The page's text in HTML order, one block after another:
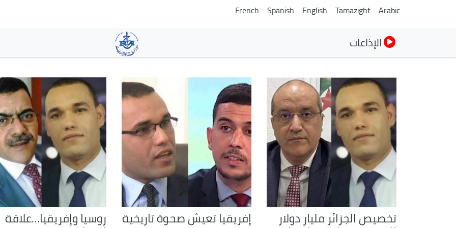
Arabic
Tamazight
English
Spanish
French
الإذاعات
تخصيص الجزائر مليار دولار إفريقيا تعيش صحوة تاريخية روسيا وإفريقيا…علاقة